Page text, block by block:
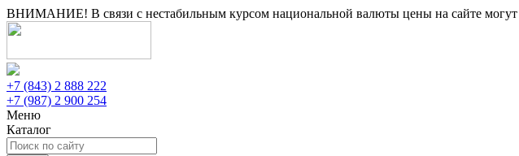
ВНИМАНИЕ! В связи с нестабильным курсом национальной валюты цены на сайте могут
+7 (843) 2 888 222
+7 (987) 2 900 254
Меню
Каталог